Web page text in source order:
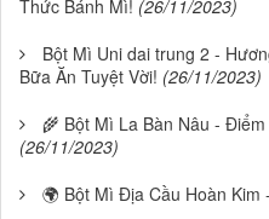
Thức Bánh Mì! (26/11/2023)
Bột Mì Uni dai trung 2 -
Bữa Ăn Tuyệt Vời! (26/11/2023)
🌾 Bột Mì La Bàn Nâu -
(26/11/2023)
🌍 Bột Mì Địa Cầu Hoàn Kim